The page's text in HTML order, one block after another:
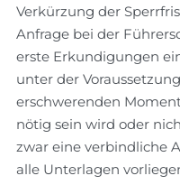
Verkürzung der
Anfrage bei der
erste Erkundigungen
unter der
erschwerenden
nötig sein wird oder
zwar eine verbindliche
alle Unterlagen